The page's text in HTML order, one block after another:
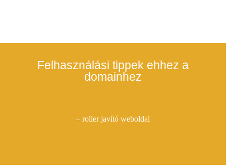
Felhasználási tippek ehhez a
domainhez
– roller javító weboldal